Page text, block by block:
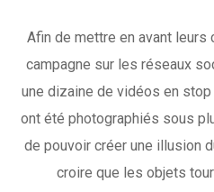
Afin de mettre en avant leurs
campagne sur les réseaux
une dizaine de vidéos en
ont été photographiés sous
de pouvoir créer une illusion
croire que les objets